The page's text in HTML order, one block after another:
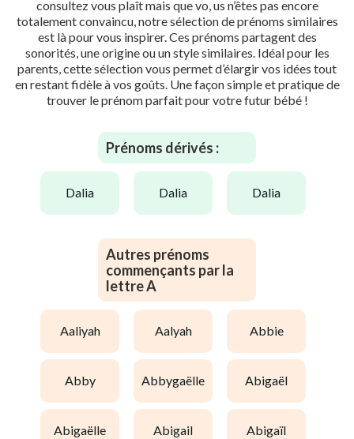
consultez vous plaît mais que vo, us n’êtes pas encore
totalement convaincu, notre sélection de prénoms similaires
est là pour vous inspirer. Ces prénoms partagent des
sonorités, une origine ou un style similaires. Idéal pour les
parents, cette sélection vous permet d’élargir vos idées tout
en restant fidèle à vos goûts. Une façon simple et pratique de
trouver le prénom parfait pour votre futur bébé !
Prénoms dérivés :
dalia dalia dalia
Autres prénoms
commençants par la
lettre A
aaliyah aalyah abbie
abby abbygaëlle abigaël
abigaëlle abigail abigaïl